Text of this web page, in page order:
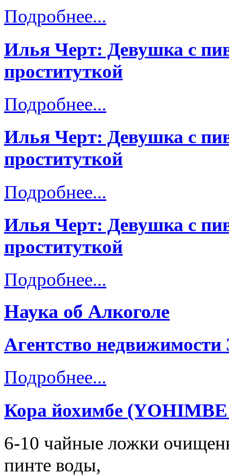
Подробнее...
Илья Черт: Девушка с
проституткой
Подробнее...
Илья Черт: Девушка с
проституткой
Подробнее...
Илья Черт: Девушка с
проституткой
Подробнее...
Наука об Алкоголе
Агентство
Подробнее...
Кора йохимбе
6-10 чайные ложки
пинте воды,